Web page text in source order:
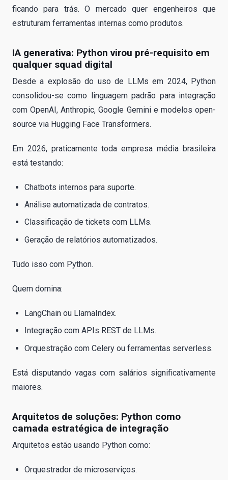
ficando para trás. O mercado quer engenheiros que
estruturam ferramentas internas como produtos.
IA generativa: Python virou pré-requisito em
qualquer squad digital
Desde a explosão do uso de LLMs em 2024, Python
consolidou-se como linguagem padrão para integração
com OpenAI, Anthropic, Google Gemini e modelos open-
source via Hugging Face Transformers.
Em 2026, praticamente toda empresa média brasileira
está testando:
Chatbots internos para suporte.
Análise automatizada de contratos.
Classificação de tickets com LLMs.
Geração de relatórios automatizados.
Tudo isso com Python.
Quem domina:
LangChain ou LlamaIndex.
Integração com APIs REST de LLMs.
Orquestração com Celery ou ferramentas serverless.
Está disputando vagas com salários significativamente
maiores.
Arquitetos de soluções: Python como
camada estratégica de integração
Arquitetos estão usando Python como:
Orquestrador de microserviços.